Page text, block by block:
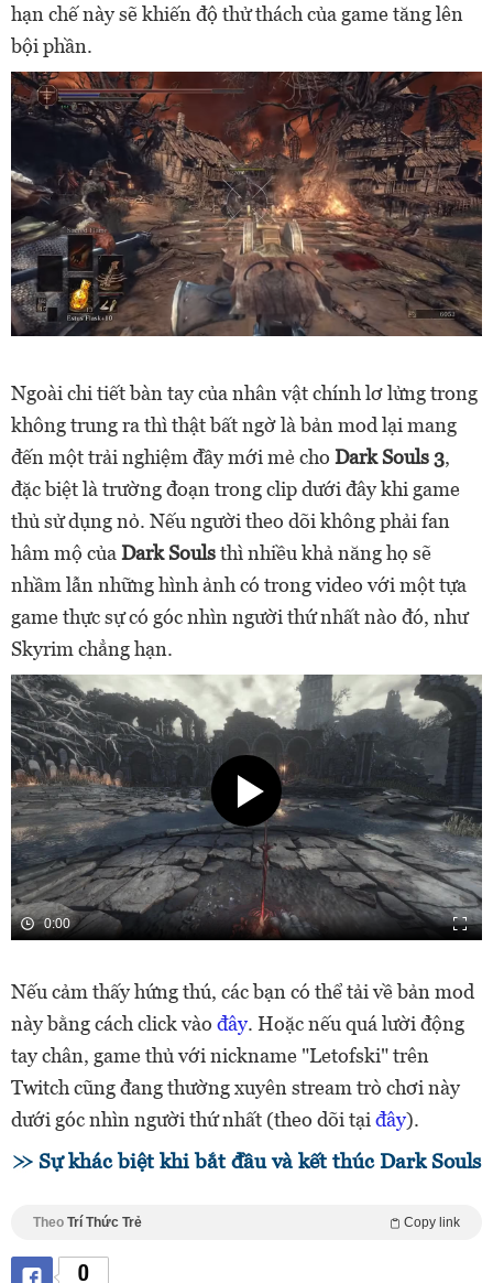
hạn chế này sẽ khiến độ thử thách của game tăng lên
bội phần.
Ngoài chi tiết bàn tay của nhân vật chính lơ lửng trong
không trung ra thì thật bất ngờ là bản mod lại mang
đến một trải nghiệm đầy mới mẻ cho Dark Souls 3,
đặc biệt là trường đoạn trong clip dưới đây khi game
thủ sử dụng nỏ. Nếu người theo dõi không phải fan
hâm mộ của Dark Soulsthì nhiều khả năng họ sẽ
nhầm lẫn những hình ảnh có trong video với một tựa
game thực sự có góc nhìn người thứ nhất nào đó, như
Skyrim chẳng hạn.
0:00
Nếu cảm thấy hứng thú, các bạn có thể tải về bản mod
này bằng cách click vào đây. Hoặc nếu quá lười động
tay chân, game thủ với nickname "Letofski" trên
Twitch cũng đang thường xuyên stream trò chơi này
dưới góc nhìn người thứ nhất (theo dõi tại đây).
Sự khác biệt khi bắt đầu và kết thúc Dark Souls
Theo Trí Thức Trẻ Copy link
0